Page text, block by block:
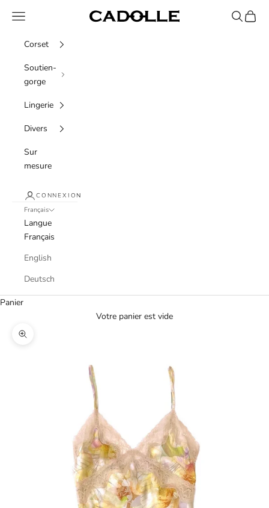
Cadolle
Menu Recherche
Panier
Corset
Soutien-
gorge
Lingerie
Divers
Sur
mesure
CONNEXION
Français
Langue
Français
English
Deutsch
Panier
Votre panier est vide
Zoomer sur l'image